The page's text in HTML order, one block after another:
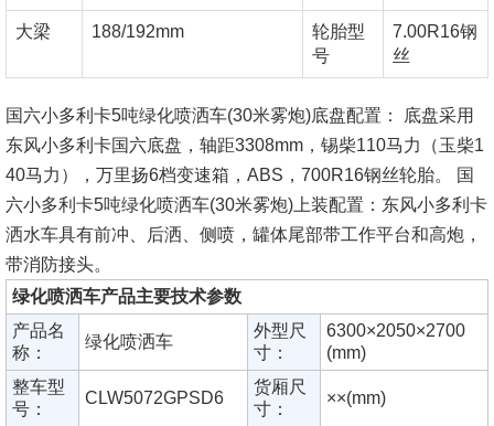
大梁 188/192mm
轮胎型
号
7.00R16钢
丝
国六小多利卡5吨绿化喷洒车(30米雾炮)底盘配置： 底盘采用
东风小多利卡国六底盘，轴距3308mm，锡柴110马力（玉柴1
40马力），万里扬6档变速箱，ABS，700R16钢丝轮胎。 国
六小多利卡5吨绿化喷洒车(30米雾炮)上装配置：东风小多利卡
洒水车具有前冲、后洒、侧喷，罐体尾部带工作平台和高炮，
带消防接头。
绿化喷洒车产品主要技术参数
产品名
称：
绿化喷洒车
外型尺
寸：
6300×2050×2700
(mm)
整车型
号：
CLW5072GPSD6
货厢尺
寸：
××(mm)